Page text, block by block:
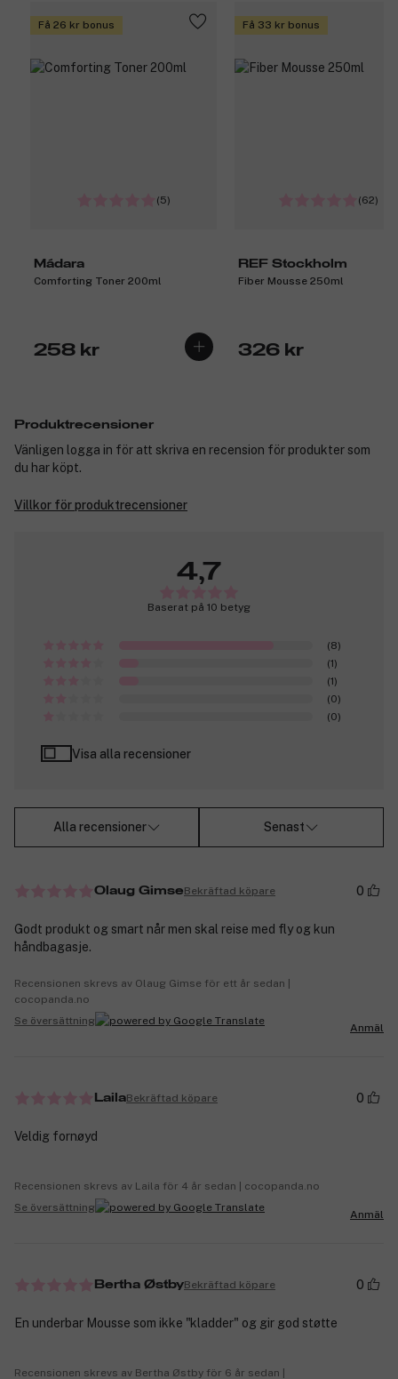
Få 26 kr bonus
(5)
Mádara
Comforting Toner 200ml
258 kr
Få 33 kr bonus
(62)
REF Stockholm
Fiber Mousse 250ml
326 kr
Produktrecensioner
Vänligen logga in för att skriva en recension för produkter som
du har köpt.
Villkor för produktrecensioner
4,7
Baserat på 10 betyg
(8)
(1)
(1)
(0)
(0)
Visa alla recensioner
Alla recensioner Senast
Olaug GimseBekräftad köpare 0
Godt produkt og smart når men skal reise med fly og kun
håndbagasje.
Recensionen skrevs av Olaug Gimse för ett år sedan |
cocopanda.no
Se översättning
Anmäl
LailaBekräftad köpare 0
Veldig fornøyd
Recensionen skrevs av Laila för 4 år sedan | cocopanda.no
Se översättning
Anmäl
Bertha ØstbyBekräftad köpare 0
En underbar Mousse som ikke "kladder" og gir god støtte
Recensionen skrevs av Bertha Østby för 6 år sedan |